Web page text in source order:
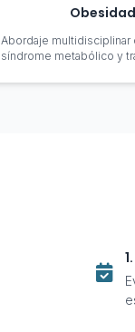
Abordaje multidisciplinar
síndrome metabólico y